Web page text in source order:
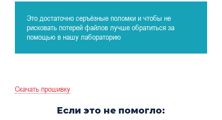
Это достаточно серъёзные поломки и чтобы не
рисковать потерей файлов лучше обратиться за
помощью в нашу лабораторию
Скачать прошивку
Если это не помогло: